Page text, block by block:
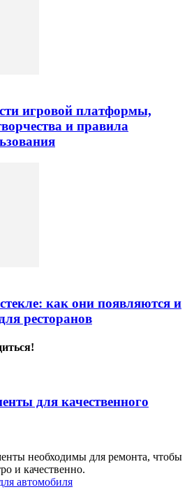
игровой платформы,
и правила
как они появляются и
ресторанов
для качественного
необходимы для ремонта, чтобы
и качественно.